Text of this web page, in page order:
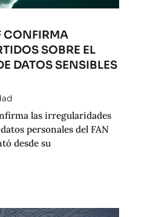
CONFIRMA
SOBRE EL
DATOS SENSIBLES
las irregularidades
personales del FAN
desde su